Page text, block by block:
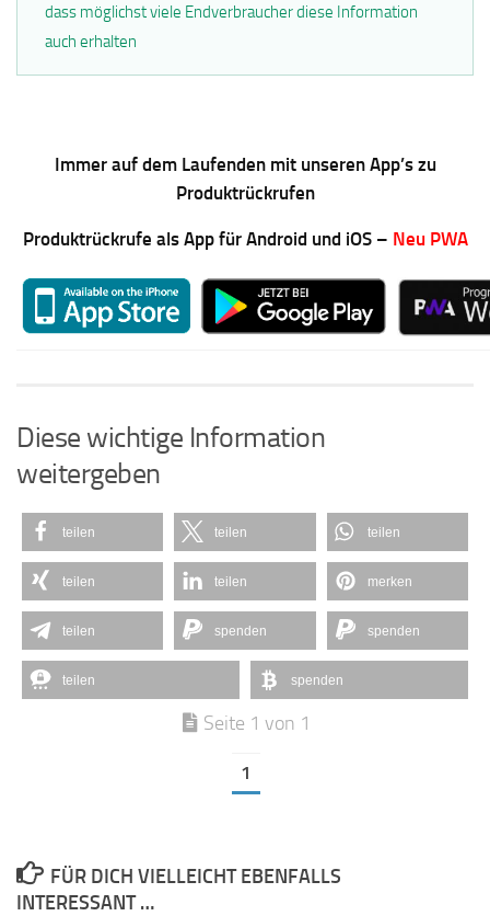
dass möglichst viele Endverbraucher diese Information
auch erhalten
Immer auf dem Laufenden mit unseren App’s zu
Produktrückrufen
Produktrückrufe als App für Android und iOS – Neu PWA
Diese wichtige Information
weitergeben
teilen teilen teilen
teilen teilen merken
teilen spenden spenden
teilen spenden
Seite 1 von 1
1
FÜR DICH VIELLEICHT EBENFALLS
INTERESSANT …